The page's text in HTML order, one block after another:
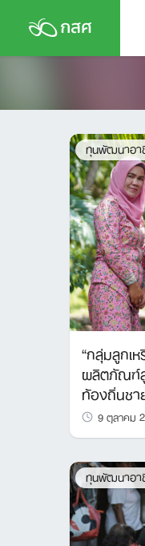
content
ทุนพัฒนาอา
“กลุ่มลูกเ
ผลิตภัณฑ์
ท้องถิ่นชา
9 ตุลาคม
ทุนพัฒนาอา